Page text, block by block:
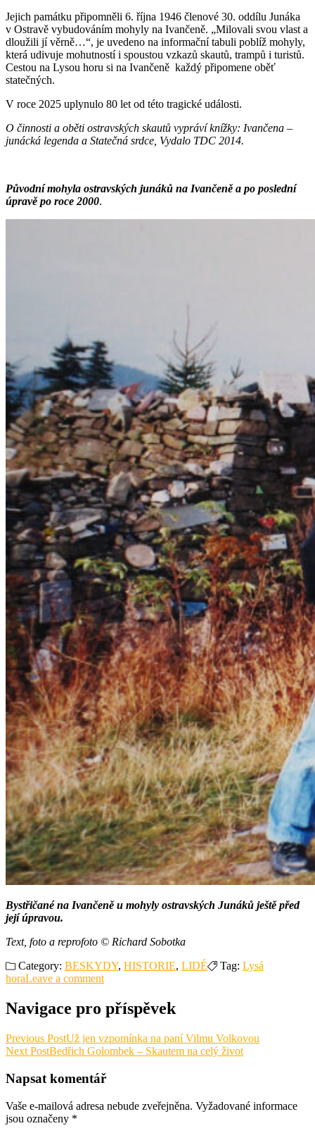
Jejich památku připomněli 6. října 1946 členové 30. oddílu Junáka
v Ostravě vybudováním mohyly na Ivančeně. „Milovali svou vlast a
dloužili jí věrně…“, je uvedeno na informační tabuli poblíž mohyly,
která udivuje mohutností i spoustou vzkazů skautů, trampů i turistů.
Cestou na Lysou horu si na Ivančeně každý připomene oběť
statečných.
V roce 2025 uplynulo 80 let od této tragické události.
O činnosti a oběti ostravských skautů vypráví knížky: Ivančena –
junácká legenda a Statečná srdce, Vydalo TDC 2014.
Původní mohyla ostravských junáků na Ivančeně a po poslední
úpravě po roce 2000.
Bystřičané na Ivančeně u mohyly ostravských Junáků ještě před
její úpravou.
Text, foto a reprofoto © Richard Sobotka
Category: BESKYDY, HISTORIE, LIDÉ Tag: Lysá
horaLeave a comment
Navigace pro příspěvek
Previous PostUž jen vzpomínka na paní Vilmu Volkovou
Next PostBedřich Golombek – Skautem na celý život
Napsat komentář
Vaše e-mailová adresa nebude zveřejněna. Vyžadované informace
jsou označeny *